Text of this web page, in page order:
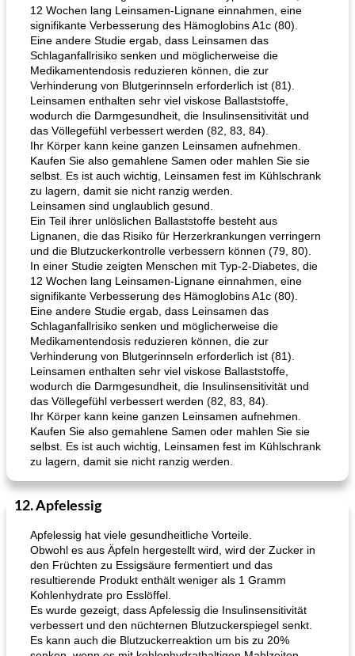
12 Wochen lang Leinsamen-Lignane einnahmen, eine
signifikante Verbesserung des Hämoglobins A1c (80).
Eine andere Studie ergab, dass Leinsamen das
Schlaganfallrisiko senken und möglicherweise die
Medikamentendosis reduzieren können, die zur
Verhinderung von Blutgerinnseln erforderlich ist (81).
Leinsamen enthalten sehr viel viskose Ballaststoffe,
wodurch die Darmgesundheit, die Insulinsensitivität und
das Völlegefühl verbessert werden (82, 83, 84).
Ihr Körper kann keine ganzen Leinsamen aufnehmen.
Kaufen Sie also gemahlene Samen oder mahlen Sie sie
selbst. Es ist auch wichtig, Leinsamen fest im Kühlschrank
zu lagern, damit sie nicht ranzig werden.
Leinsamen sind unglaublich gesund.
Ein Teil ihrer unlöslichen Ballaststoffe besteht aus
Lignanen, die das Risiko für Herzerkrankungen verringern
und die Blutzuckerkontrolle verbessern können (79, 80).
In einer Studie zeigten Menschen mit Typ-2-Diabetes, die
12 Wochen lang Leinsamen-Lignane einnahmen, eine
signifikante Verbesserung des Hämoglobins A1c (80).
Eine andere Studie ergab, dass Leinsamen das
Schlaganfallrisiko senken und möglicherweise die
Medikamentendosis reduzieren können, die zur
Verhinderung von Blutgerinnseln erforderlich ist (81).
Leinsamen enthalten sehr viel viskose Ballaststoffe,
wodurch die Darmgesundheit, die Insulinsensitivität und
das Völlegefühl verbessert werden (82, 83, 84).
Ihr Körper kann keine ganzen Leinsamen aufnehmen.
Kaufen Sie also gemahlene Samen oder mahlen Sie sie
selbst. Es ist auch wichtig, Leinsamen fest im Kühlschrank
zu lagern, damit sie nicht ranzig werden.
12. Apfelessig
Apfelessig hat viele gesundheitliche Vorteile.
Obwohl es aus Äpfeln hergestellt wird, wird der Zucker in
den Früchten zu Essigsäure fermentiert und das
resultierende Produkt enthält weniger als 1 Gramm
Kohlenhydrate pro Esslöffel.
Es wurde gezeigt, dass Apfelessig die Insulinsensitivität
verbessert und den nüchternen Blutzuckerspiegel senkt.
Es kann auch die Blutzuckerreaktion um bis zu 20%